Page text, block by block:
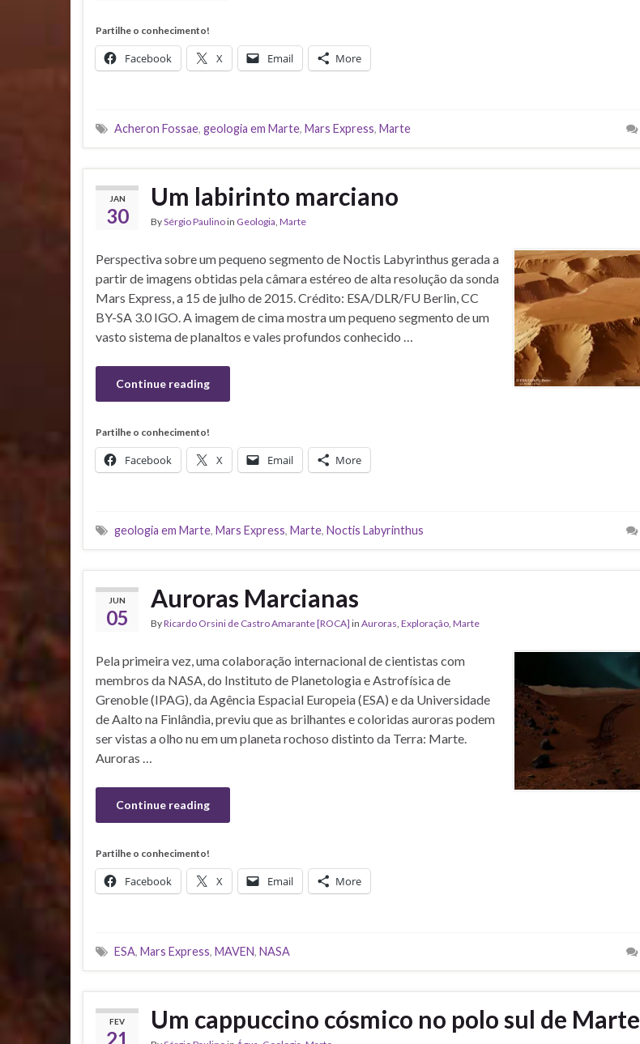
Partilhe o conhecimento!
Facebook X Email More
Acheron Fossae, geologia em Marte, Mars Express, Marte
JAN
30
Um labirinto marciano
BySérgio Paulinoin Geologia, Marte
Perspectiva sobre um pequeno segmento de Noctis Labyrinthus gerada a
partir de imagens obtidas pela câmara estéreo de alta resolução da sonda
Mars Express, a 15 de julho de 2015. Crédito: ESA/DLR/FU Berlin, CC
BY-SA 3.0 IGO. A imagem de cima mostra um pequeno segmento de um
vasto sistema de planaltos e vales profundos conhecido …
Continue reading
Partilhe o conhecimento!
Facebook X Email More
geologia em Marte, Mars Express, Marte, Noctis Labyrinthus
JUN
05
Auroras Marcianas
ByRicardo Orsini de Castro Amarante [ROCA] in Auroras, Exploração, Marte
Pela primeira vez, uma colaboração internacional de cientistas com
membros da NASA, do Instituto de Planetologia e Astrofísica de
Grenoble (IPAG), da Agência Espacial Europeia (ESA) e da Universidade
de Aalto na Finlândia, previu que as brilhantes e coloridas auroras podem
ser vistas a olho nu em um planeta rochoso distinto da Terra: Marte.
Auroras …
Continue reading
Partilhe o conhecimento!
Facebook X Email More
ESA, Mars Express, MAVEN, NASA
FEV
21
Um cappuccino cósmico no polo sul de Marte